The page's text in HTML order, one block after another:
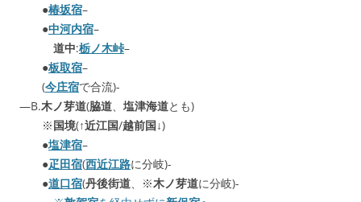
●椿坂宿–
●中河内宿–
道中:栃ノ木峠–
●板取宿–
(今庄宿で合流)-
—B.木ノ芽道(脇道 塩津海道とも)
※国境(↑近江国/越前国↓)
●塩津宿–
●疋田宿(西近江路に分岐)-
●道口宿(丹後街道 、※木ノ芽道に分岐)-